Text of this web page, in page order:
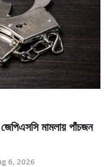
মামলায় পাঁচজন
6, 2026